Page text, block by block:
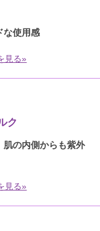
な使用感
見る»
ク
肌の内側からも紫外
見る»